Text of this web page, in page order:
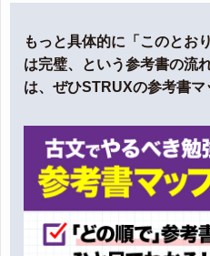
もっと具体的に「このとお
は完璧、という参考書の流
は、ぜひSTRUXの参考書マ